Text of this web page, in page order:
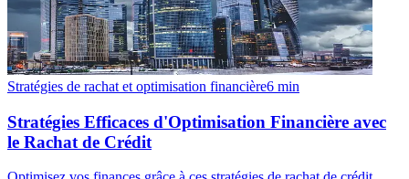
Stratégies de rachat et optimisation financière6 min
Stratégies Efficaces d'Optimisation Financière avec
le Rachat de Crédit